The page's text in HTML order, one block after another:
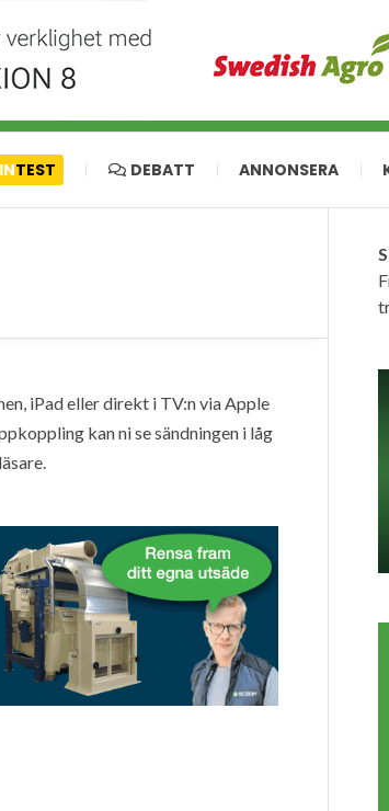
TEST DEBATT ANNONSERA
iPad eller direkt i TV:n via Apple
kan ni se sändningen i låg